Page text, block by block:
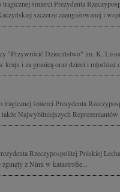
śmierci Prezydenta
szczerze zaangażowanej i
"Przywrócić Dzieciństwo" im. K.
i za granicą oraz dzieci i
śmierci Prezydenta
Najwybitniejszych
Rzeczypospolitej Polskiej
z Nimi w katastrofie...